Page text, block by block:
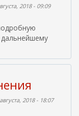
2018 - 09:09
2018 - 18:07